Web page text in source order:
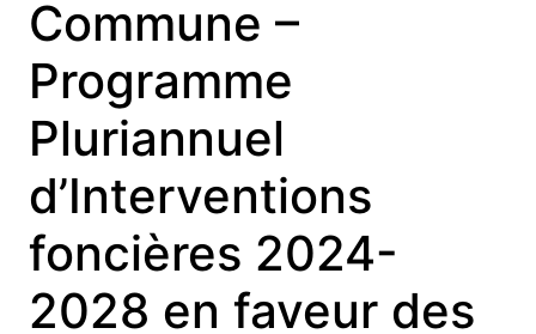
Commune –
Programme
Pluriannuel
d’Interventions
foncières 2024-
2028 en faveur des